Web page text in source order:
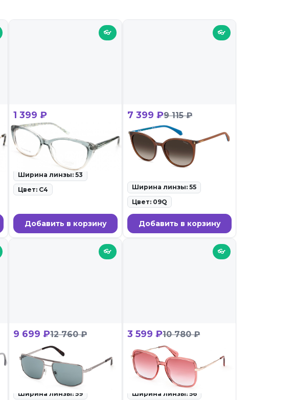
👓
1 399 ₽
CHARM 715 C4
ID: 140771 • Оправы для очков •
30.05.26
Ширина линзы: 53
Цвет: C4
Добавить в корзину
👓
7 399 ₽9 115 ₽
POLAROID PLD
4208/S/X 09Q
ID: 136441 • Солнцезащитные
очки • 30.05.26
Ширина линзы: 55
Цвет: 09Q
Добавить в корзину
👓
9 699 ₽12 760 ₽
Guess GUS 00208 08V
ID: 130914 • Солнцезащитные
очки • 28.02.26
Ширина линзы: 59
👓
3 599 ₽10 780 ₽
Max&Co MO 0083 66S
ID: 123149 • Солнцезащитные
очки • 28.02.26
Ширина линзы: 56